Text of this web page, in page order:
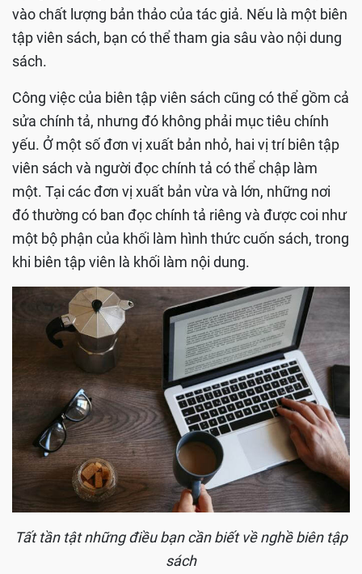
vào chất lượng bản thảo của tác giả. Nếu là một biên
tập viên sách, bạn có thể tham gia sâu vào nội dung
sách.
Công việc của biên tập viên sách cũng có thể gồm cả
sửa chính tả, nhưng đó không phải mục tiêu chính
yếu. Ở một số đơn vị xuất bản nhỏ, hai vị trí biên tập
viên sách và người đọc chính tả có thể chập làm
một. Tại các đơn vị xuất bản vừa và lớn, những nơi
đó thường có ban đọc chính tả riêng và được coi như
một bộ phận của khối làm hình thức cuốn sách, trong
khi biên tập viên là khối làm nội dung.
Tất tần tật những điều bạn cần biết về nghề biên tập
sách